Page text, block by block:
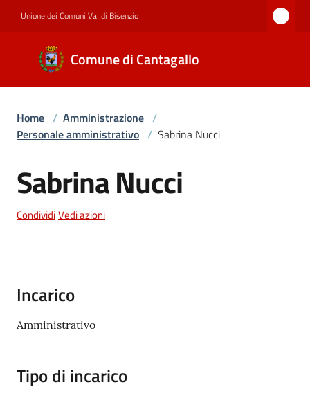
Unione dei Comuni Val di Bisenzio
Comune di Cantagallo
Comune di
Cantagallo
Amministrazione
Novità
Documenti
dati
Home / Amministrazione /
Personale amministrativo / Sabrina Nucci
Salta al contenuto
Sabrina Nucci
CondividiVedi azioni
Incarico
Amministrativo
Tipo di incarico